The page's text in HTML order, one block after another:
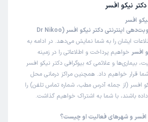
دکتر نیکو افسر
افسر
این صفحه مثل سایت نوبت‌دهی اینترنتی دکتر نیکو افسر (Dr Nikoo
ایشان را به شما نمایش می‌دهد. در ادامه به
افسر خواهیم پرداخت و اطلاعاتی را در زمینه
و علائمی که بیوگرافی دکتر نیکو افسر
شما قرار خواهیم داد. همچنین مراکز درمانی محل
افسر (از جمله آدرس مطب، شماره تماس تلفن) را
داده باشند، با شما به اشتراک خواهیم گذاشت.
و شهرهای فعالیت او چیست؟